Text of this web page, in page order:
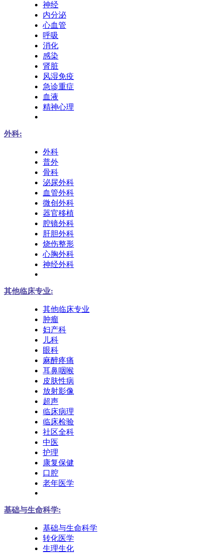
神经
内分泌
心血管
呼吸
消化
感染
肾脏
风湿免疫
急诊重症
血液
精神心理
外科:
外科
普外
骨科
泌尿外科
血管外科
微创外科
器官移植
腔镜外科
肝胆外科
烧伤整形
心胸外科
神经外科
其他临床专业:
其他临床专业
肿瘤
妇产科
儿科
眼科
麻醉疼痛
耳鼻咽喉
皮肤性病
放射影像
超声
临床病理
临床检验
社区全科
中医
护理
康复保健
口腔
老年医学
基础与生命科学:
基础与生命科学
转化医学
生理生化